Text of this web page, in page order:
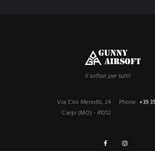
Il softair per tutti!
Phone: +39
Via Ciro Menotti, 24
Carpi (MO) - 41012